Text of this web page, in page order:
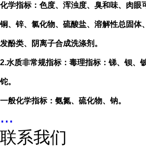
化学指标：色度、浑浊度、臭和味、肉眼
铜、锌、氯化物、硫酸盐、溶解性总固体
发酚类、阴离子合成洗涤剂。
2.水质非常规指标：毒理指标：锑、钡、
铊。
一般化学指标：氨氮、硫化物、钠。
...
联系我们